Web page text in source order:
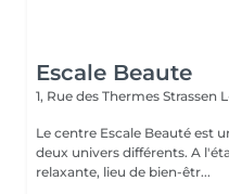
Escale Beaute
1, Rue des Thermes Strassen
Le centre Escale Beauté est
deux univers différents. A l'étage, profitez d'une atmosphère
relaxante, lieu de bien-êtr...